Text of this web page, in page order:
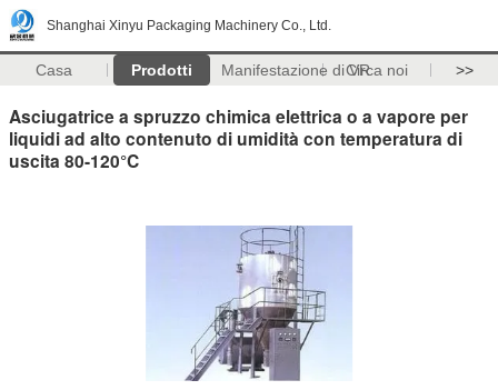
Shanghai Xinyu Packaging Machinery Co., Ltd.
Casa Prodotti Manifestazione di VRCirca noi >>
Asciugatrice a spruzzo chimica elettrica o a vapore per
liquidi ad alto contenuto di umidità con temperatura di
uscita 80-120°C